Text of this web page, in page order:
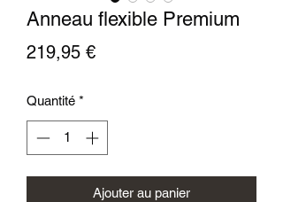
Anneau flexible Premium
219,95 €Prix
Quantité *
Ajouter au panier